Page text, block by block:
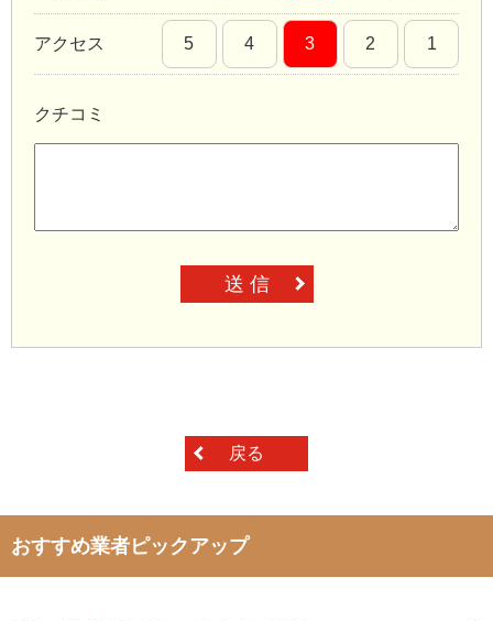
アクセス 5 4 3 2 1
クチコミ
送 信
戻る
おすすめ業者ピックアップ